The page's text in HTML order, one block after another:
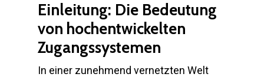
Einleitung: Die Bedeutung
von hochentwickelten
Zugangssystemen
In einer zunehmend vernetzten Welt